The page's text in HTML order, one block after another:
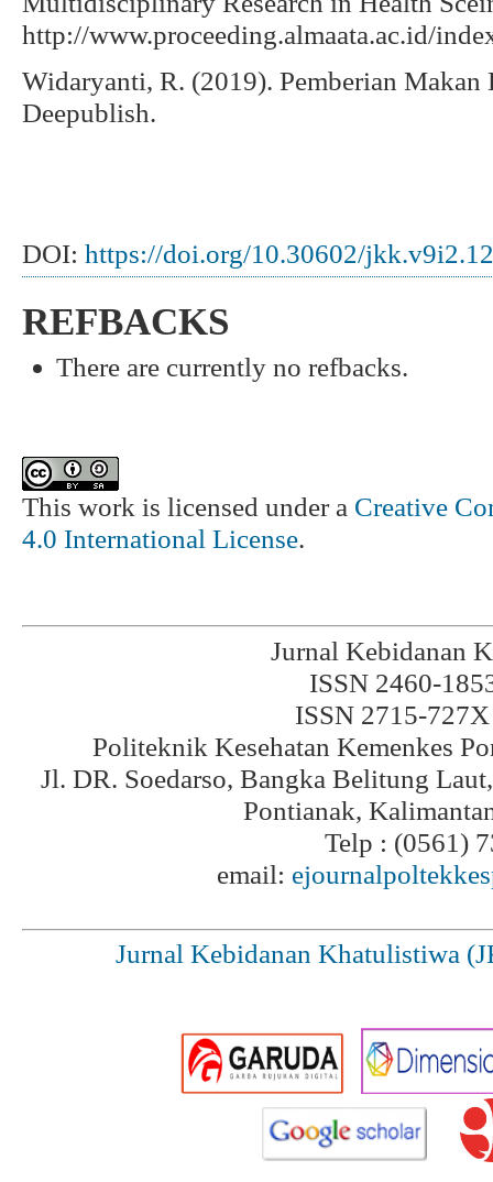
http://www.proceeding.almaata.ac.id/
Widaryanti, R. (2019). Pemberian
Deepublish.
DOI: https://doi.org/10.30602/
REFBACKS
There are currently no refbacks.
This work is licensed under a Creative
4.0 International License.
Jurnal Kebidanan
ISSN 2460-
ISSN 2715-
Politeknik Kesehatan Kemenkes
Jl. DR. Soedarso, Bangka Belitung
Pontianak,
Telp : (0561)
email:
Jurnal Kebidanan Khatulistiwa